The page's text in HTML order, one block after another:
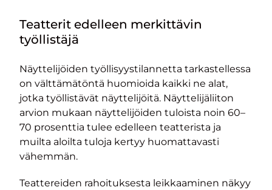
Teatterit edelleen merkittävin
työllistäjä
Näyttelijöiden työllisyystilannetta tarkastellessa
on välttämätöntä huomioida kaikki ne alat,
jotka työllistävät näyttelijöitä. Näyttelijäliiton
arvion mukaan näyttelijöiden tuloista noin 60–
70 prosenttia tulee edelleen teatterista ja
muilta aloilta tuloja kertyy huomattavasti
vähemmän.
Teattereiden rahoituksesta leikkaaminen näkyy